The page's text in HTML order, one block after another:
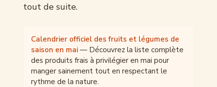
tout de suite.
Calendrier officiel des fruits et légumes de
saison en mai — Découvrez la liste complète
des produits frais à privilégier en mai pour
manger sainement tout en respectant le
rythme de la nature.